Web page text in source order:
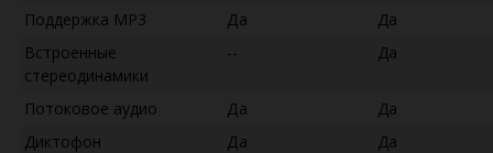
Поддержка MP3 Да
Да
Встроенные
стереодинамики
-- Да
Потоковое аудио Да
Да
Диктофон
Да
Да